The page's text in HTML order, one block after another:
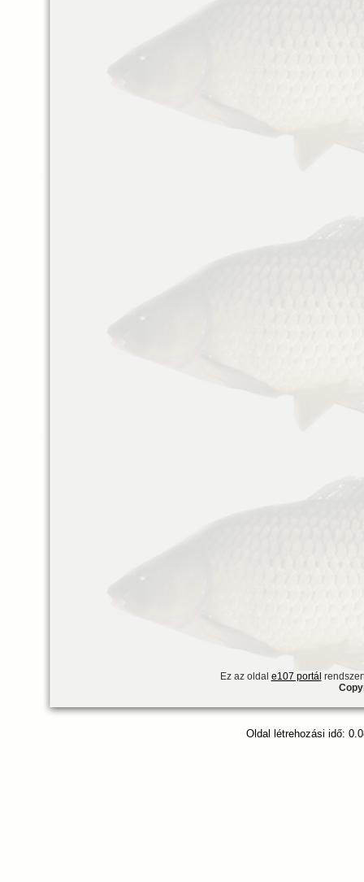
Ez az oldal e107 portál
Oldal létrehozási idő: